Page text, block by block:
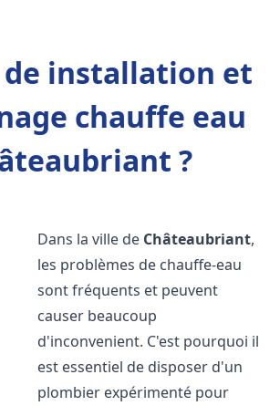
de installation et
chauffe eau
?
Dans la ville de Châteaubriant,
les problèmes de chauffe-eau
sont fréquents et peuvent
causer beaucoup
d'inconvenient. C'est pourquoi il
est essentiel de disposer d'un
plombier expérimenté pour